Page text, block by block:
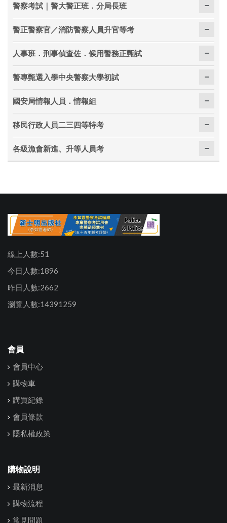
警察考試｜警大警正班．分局長班
警正警察官／消防警察人員升官等考
人事班．刑事偵查佐．候用警務正甄試
警專甄選入學中央警察大學初試
國安局情報人員．情報組
移民行政人員二三四等特考
各級漁會新進、升等人員考
線上人數:51
今日人數:1896
昨日人數:2662
瀏覽人數:14391259
會員
會員中心
購物車
購買紀錄
會員條款
隱私權政策
購物說明
最新消息
購物流程
常見問題